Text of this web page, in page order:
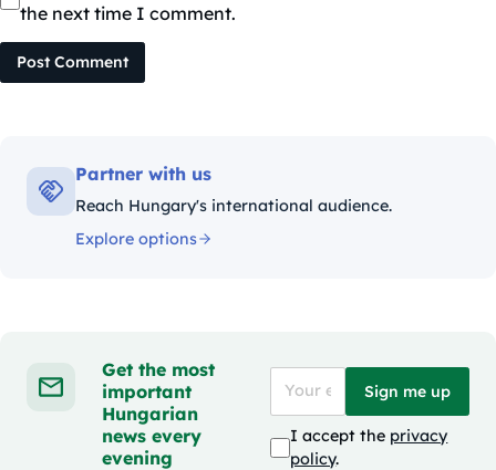
the next time I comment.
Post Comment
Partner with us
Reach Hungary's international audience.
Explore options
Get the most
important
Hungarian
news every
evening
Sign me up
I accept the privacy
policy.